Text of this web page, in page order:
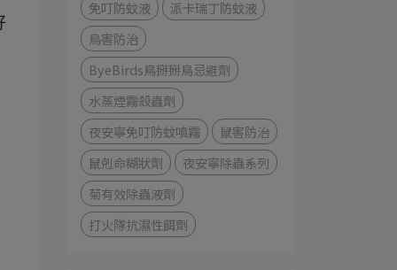
免叮防蚊液
派卡瑞丁防蚊液
鳥害防治
ByeBirds鳥掰掰鳥忌避劑
水蒸煙霧殺蟲劑
夜安寧免叮防蚊噴霧
鼠害防治
鼠剋命糊狀劑
夜安寧除蟲系列
菊有效除蟲液劑
打火隊抗濕性餌劑